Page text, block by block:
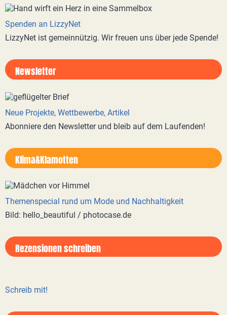
Spenden an LizzyNet
LizzyNet ist gemeinnützig. Wir freuen uns über jede Spende!
Newsletter
Neue Projekte, Wettbewerbe, Artikel
Abonniere den Newsletter und bleib auf dem Laufenden!
Klima&Klamotten
Themenspecial rund um Mode und Nachhaltigkeit
Bild: hello_beautiful / photocase.de
Rezensionen schreiben
Schreib mit!